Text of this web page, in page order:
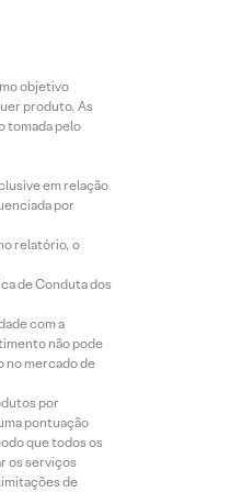
objetivo
produto. As
tomada pelo
em relação
por
relatório, o
de Conduta dos
com a
não pode
no mercado de
por
pontuação
que todos os
os serviços
de